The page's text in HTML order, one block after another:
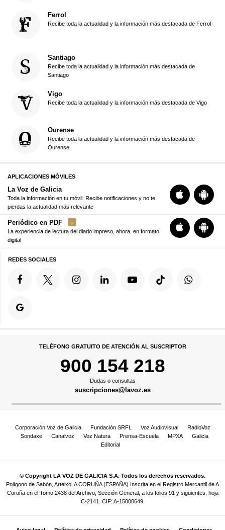
Ferrol
Recibe toda la actualidad y la información más destacada de Ferrol
Santiago
Recibe toda la actualidad y la información más destacada de
Santiago
Vigo
Recibe toda la actualidad y la información más destacada de Vigo
Ourense
Recibe toda la actualidad y la información más destacada de
Ourense
APLICACIONES MÓVILES
La Voz de Galicia
Toda la información en tu móvil. Recibe notificaciones y no te
pierdas la actualidad más relevante
Periódico en PDF
La experiencia de lectura del diario impreso, ahora, en formato
digital
REDES SOCIALES
TELÉFONO GRATUITO DE ATENCIÓN AL SUSCRIPTOR
900 154 218
Dudas o consultas
suscripciones@lavoz.es
Corporación Voz de Galicia Fundación SRFL Voz Audiovisual
RadioVoz
Sondaxe
Canalvoz Voz Natura Prensa-Escuela MPXA
Galicia
Editorial
© Copyright LA VOZ DE GALICIA S.A. Todos los derechos reservados.
Polígono de Sabón, Arteixo, A CORUÑA (ESPAÑA) Inscrita en el Registro Mercantil de A
Coruña en el Tomo 2438 del Archivo, Sección General, a los folios 91 y siguientes, hoja
C-2141. CIF: A-15000649.